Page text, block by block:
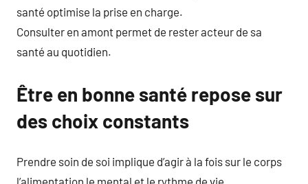
santé optimise la prise en charge.
Consulter en amont permet de rester acteur de sa
santé au quotidien.
Être en bonne santé repose sur
des choix constants
Prendre soin de soi implique d’agir à la fois sur le corps
l’alimentation le mental et le rythme de vie.